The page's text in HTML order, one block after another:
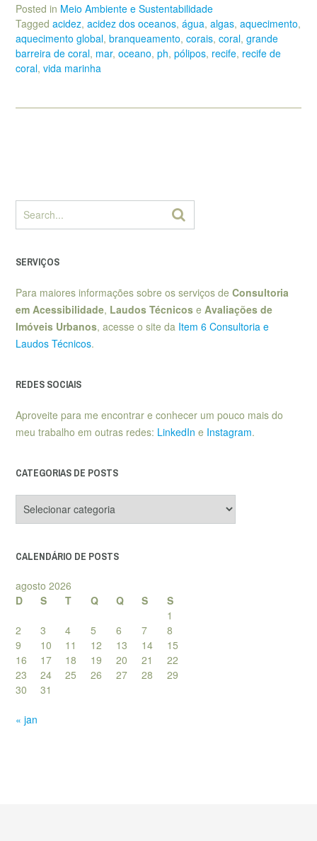
Posted in Meio Ambiente e Sustentabilidade
Tagged acidez, acidez dos oceanos, água, algas, aquecimento,
aquecimento global, branqueamento, corais, coral, grande
barreira de coral, mar, oceano, ph, pólipos, recife, recife de
coral, vida marinha
SERVIÇOS
Para maiores informações sobre os serviços de Consultoria
em Acessibilidade, Laudos Técnicos e Avaliações de
Imóveis Urbanos, acesse o site da Item 6 Consultoria e
Laudos Técnicos.
REDES SOCIAIS
Aproveite para me encontrar e conhecer um pouco mais do
meu trabalho em outras redes: LinkedIn e Instagram.
CATEGORIAS DE POSTS
de
CALENDÁRIO DE POSTS
agosto 2026
D
S T Q Q S
S
1
2
3 4 5 6 7
8
9
10 11 12 13 14
15
16
17 18 19 20 21
22
23
24 25 26 27 28
29
30
31
« jan